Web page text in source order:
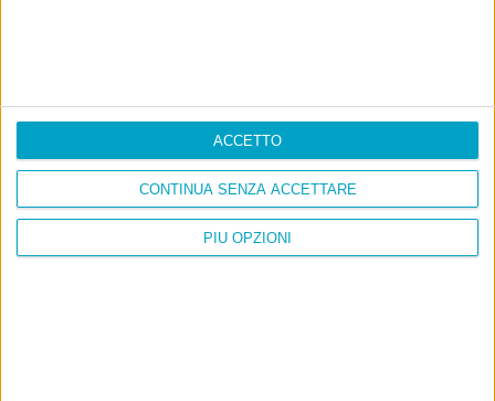
PIÙ OPZIONI
CONTINUA SENZA ACCETTARE
ACCETTO